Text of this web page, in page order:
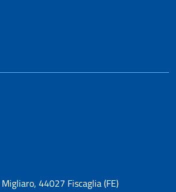
44027 Fiscaglia (FE)